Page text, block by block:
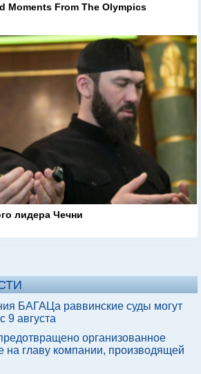
Moments From The Olympics
лидера Чечни
БАГАЦа раввинские суды могут
9 августа
организованное
на главу компании, производящей